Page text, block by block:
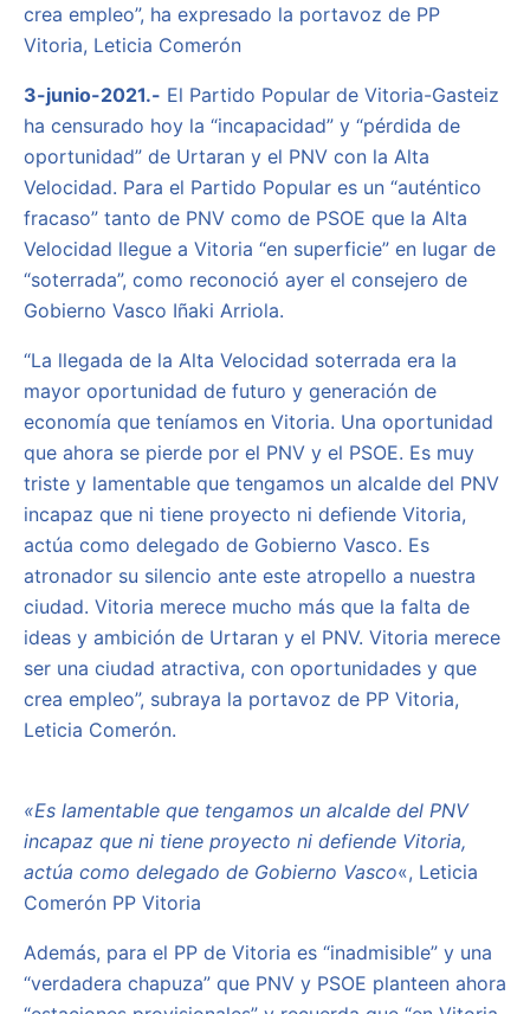
crea empleo”, ha expresado la portavoz de PP
Vitoria, Leticia Comerón
3-junio-2021.- El Partido Popular de Vitoria-Gasteiz
ha censurado hoy la “incapacidad” y “pérdida de
oportunidad” de Urtaran y el PNV con la Alta
Velocidad. Para el Partido Popular es un “auténtico
fracaso” tanto de PNV como de PSOE que la Alta
Velocidad llegue a Vitoria “en superficie” en lugar de
“soterrada”, como reconoció ayer el consejero de
Gobierno Vasco Iñaki Arriola.
“La llegada de la Alta Velocidad soterrada era la
mayor oportunidad de futuro y generación de
economía que teníamos en Vitoria. Una oportunidad
que ahora se pierde por el PNV y el PSOE. Es muy
triste y lamentable que tengamos un alcalde del PNV
incapaz que ni tiene proyecto ni defiende Vitoria,
actúa como delegado de Gobierno Vasco. Es
atronador su silencio ante este atropello a nuestra
ciudad. Vitoria merece mucho más que la falta de
ideas y ambición de Urtaran y el PNV. Vitoria merece
ser una ciudad atractiva, con oportunidades y que
crea empleo”, subraya la portavoz de PP Vitoria,
Leticia Comerón.
«Es lamentable que tengamos un alcalde del PNV
incapaz que ni tiene proyecto ni defiende Vitoria,
actúa como delegado de Gobierno Vasco«, Leticia
Comerón PP Vitoria
Además, para el PP de Vitoria es “inadmisible” y una
“verdadera chapuza” que PNV y PSOE planteen ahora